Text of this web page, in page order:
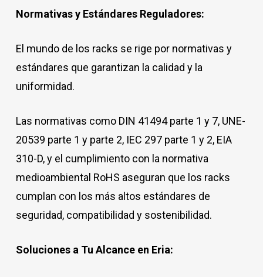
Normativas y Estándares Reguladores:
El mundo de los racks se rige por normativas y
estándares que garantizan la calidad y la
uniformidad.
Las normativas como DIN 41494 parte 1 y 7, UNE-
20539 parte 1 y parte 2, IEC 297 parte 1 y 2, EIA
310-D, y el cumplimiento con la normativa
medioambiental RoHS aseguran que los racks
cumplan con los más altos estándares de
seguridad, compatibilidad y sostenibilidad.
Soluciones a Tu Alcance en Eria: